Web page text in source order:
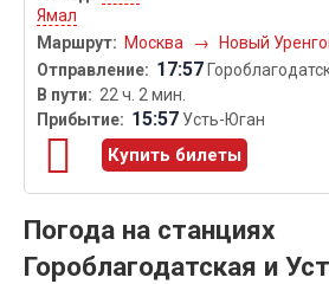
Ямал
Москва
→ Новый
17:57
22 ч. 2 мин.
15:57 Усть-Юган
Купить билеты
Погода на станциях
Гороблагодатская и